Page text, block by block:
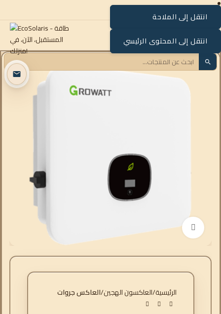
انتقل إلى الملاحة
انتقل إلى المحتوى الرئيسي
انقر للتكبير
الرئيسية العاكسون الهجين العاكس جروات